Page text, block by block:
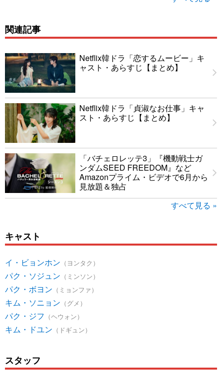
関連記事
Netflix韓ドラ「恋するムービー」キ
ャスト・あらすじ【まとめ】
Netflix韓ドラ「貞淑なお仕事」キャ
スト・あらすじ【まとめ】
「バチェロレッテ3」『機動戦士ガ
ンダムSEED FREEDOM』など
Amazonプライム・ビデオで6月から
見放題＆独占
すべて見る »
キャスト
イ・ビョンホン （ヨンタク）
パク・ソジュン （ミンソン）
パク・ボヨン （ミョンファ）
キム・ソニョン （グメ）
パク・ジフ （ヘウォン）
キム・ドユン （ドギュン）
スタッフ